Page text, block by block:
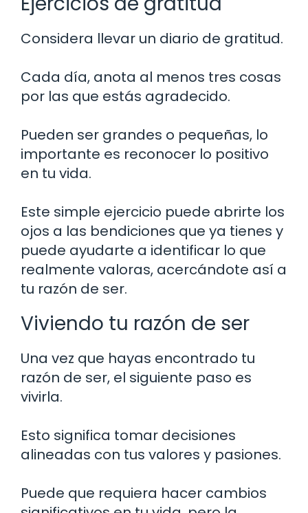
Considera llevar un diario de gratitud.
Cada día, anota al menos tres cosas
por las que estás agradecido.
Pueden ser grandes o pequeñas, lo
importante es reconocer lo positivo
en tu vida.
Este simple ejercicio puede abrirte los
ojos a las bendiciones que ya tienes y
puede ayudarte a identificar lo que
realmente valoras, acercándote así a
tu razón de ser.
Viviendo tu razón de ser
Una vez que hayas encontrado tu
razón de ser, el siguiente paso es
vivirla.
Esto significa tomar decisiones
alineadas con tus valores y pasiones.
Puede que requiera hacer cambios